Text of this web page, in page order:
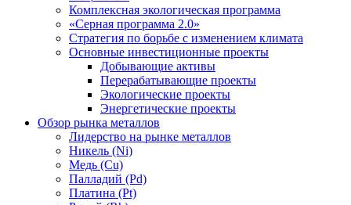
Комплексная экологическая программа
«Серная программа 2.0»
Стратегия по борьбе с изменением климата
Основные инвестиционные проекты
Добывающие активы
Перерабатывающие проекты
Экологические проекты
Энергетические проекты
Обзор рынка металлов
Лидерство на рынке металлов
Никель (Ni)
Медь (Cu)
Палладий (Pd)
Платина (Pt)